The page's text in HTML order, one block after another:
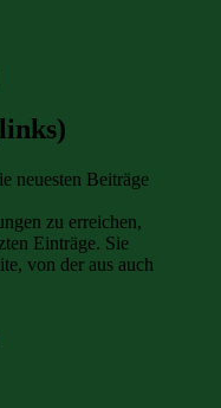
neuesten Beiträge
zu erreichen,
Einträge. Sie
von der aus auch